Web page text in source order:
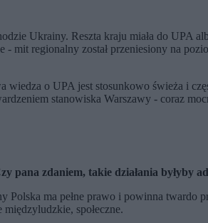
Ukrainy. Reszta kraju miała do UPA
regionalny został przeniesiony na
o UPA jest stosunkowo świeża i
stanowiska Warszawy - coraz
pana zdaniem, takie działania byłyby
ma pełne prawo i powinna twardo
społeczne.